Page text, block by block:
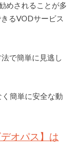
めされることが多
るVODサービス
で簡単に見逃し
簡単に安全な動
オパス】は